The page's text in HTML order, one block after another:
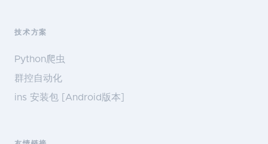
技术方案
Python爬虫
群控自动化
ins 安装包 [Android版本]